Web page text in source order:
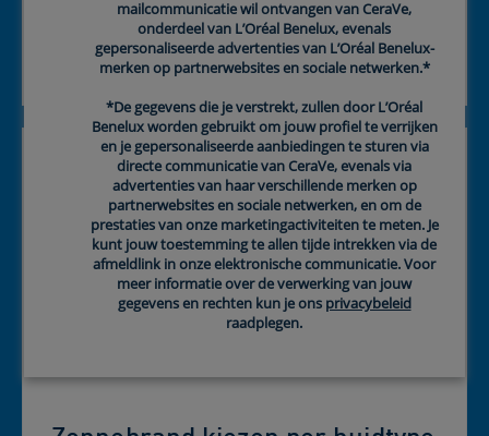
om je huid te beschermen tegen
tekenen van vroegtijdige verouderi...
mailcommunicatie wil ontvangen van CeraVe,
onderdeel van L’Oréal Benelux, evenals
gepersonaliseerde advertenties van L’Oréal Benelux-
merken op partnerwebsites en sociale netwerken.*
*De gegevens die je verstrekt, zullen door L’Oréal
Benelux worden gebruikt om jouw profiel te verrijken
en je gepersonaliseerde aanbiedingen te sturen via
directe communicatie van CeraVe, evenals via
advertenties van haar verschillende merken op
partnerwebsites en sociale netwerken, en om de
prestaties van onze marketingactiviteiten te meten. Je
kunt jouw toestemming te allen tijde intrekken via de
afmeldlink in onze elektronische communicatie. Voor
meer informatie over de verwerking van jouw
gegevens en rechten kun je ons privacybeleid
raadplegen.